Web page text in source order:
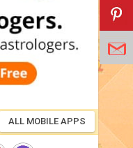
ALL MOBILE APPS